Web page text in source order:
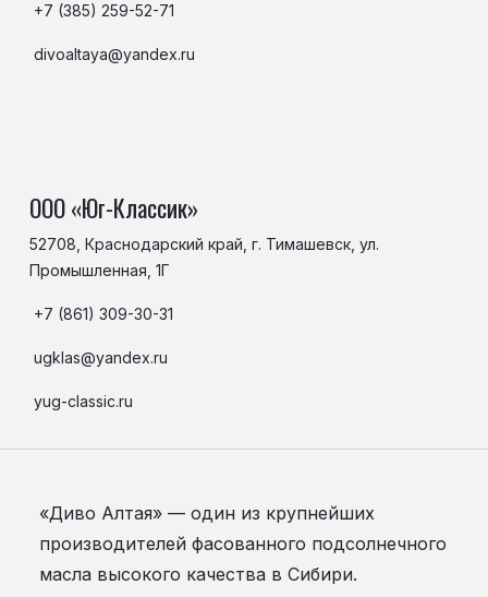
+7 (385) 259-52-71
divoaltaya@yandex.ru
ООО «Юг-Классик»
52708, Краснодарский край, г. Тимашевск, ул.
Промышленная, 1Г
+7 (861) 309-30-31
ugklas@yandex.ru
yug-classic.ru
«Диво Алтая» — один из крупнейших
производителей фасованного подсолнечного
масла высокого качества в Сибири.